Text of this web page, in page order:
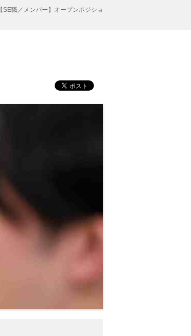
【SE職／メンバー】オープンポジショ